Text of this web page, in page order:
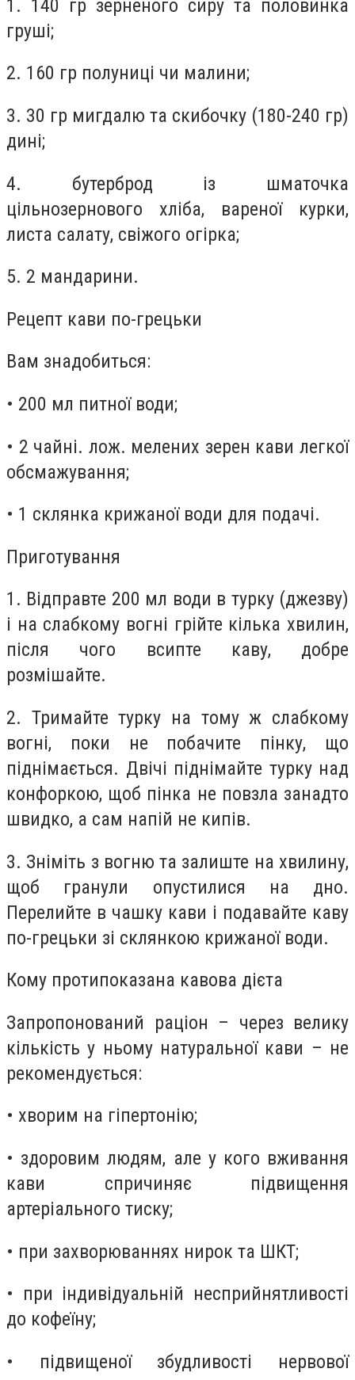
1. 140 гр зерненого сиру та половинка
груші;
2. 160 гр полуниці чи малини;
3. 30 гр мигдалю та скибочку (180-240 гр)
дині;
4. бутерброд із шматочка
цільнозернового хліба, вареної курки,
листа салату, свіжого огірка;
5. 2 мандарини.
Рецепт кави по-грецьки
Вам знадобиться:
• 200 мл питної води;
• 2 чайні. лож. мелених зерен кави легкої
обсмажування;
• 1 склянка крижаної води для подачі.
Приготування
1. Відправте 200 мл води в турку (джезву)
і на слабкому вогні грійте кілька хвилин,
після чого всипте каву, добре
розмішайте.
2. Тримайте турку на тому ж слабкому
вогні, поки не побачите пінку, що
піднімається. Двічі піднімайте турку над
конфоркою, щоб пінка не повзла занадто
швидко, а сам напій не кипів.
3. Зніміть з вогню та залиште на хвилину,
щоб гранули опустилися на дно.
Перелийте в чашку кави і подавайте каву
по-грецьки зі склянкою крижаної води.
Кому протипоказана кавова дієта
Запропонований раціон – через велику
кількість у ньому натуральної кави – не
рекомендується:
• хворим на гіпертонію;
• здоровим людям, але у кого вживання
кави спричиняє підвищення
артеріального тиску;
• при захворюваннях нирок та ШКТ;
• при індивідуальній несприйнятливості
до кофеїну;
• підвищеної збудливості нервової